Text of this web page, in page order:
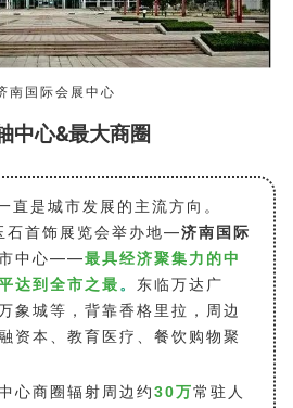
南国际会展中心
中心&最大商圈
直是城市发展的主流方向。
石首饰展览会举办地—济南国际
市中心——最具经济聚集力的中
达到全市之最。 东临万达广
象城等，背靠香格里拉，周边
资本、教育医疗、餐饮购物聚
心商圈辐射周边约30万常驻人